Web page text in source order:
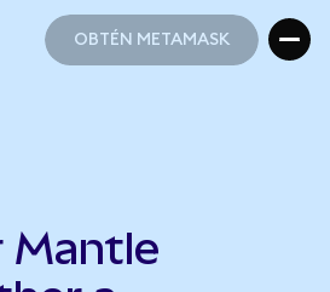
OBTÉN METAMASK
Mantle